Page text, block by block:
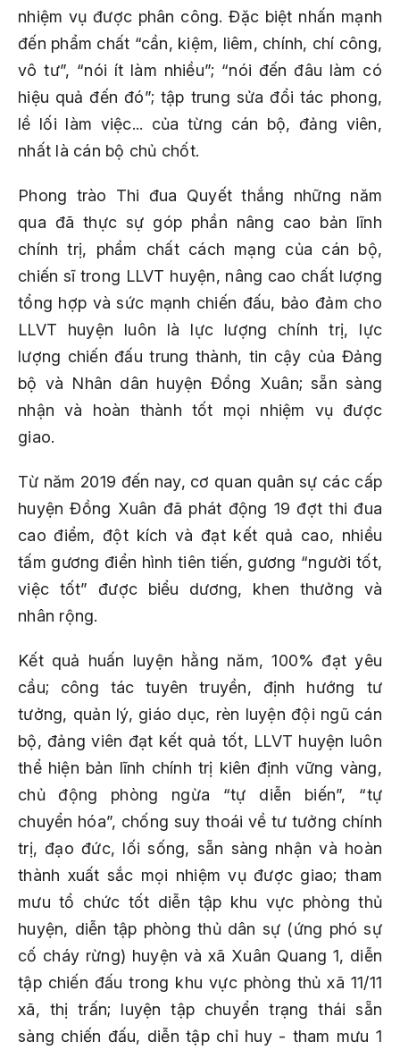
nhiệm vụ được phân công. Đặc biệt nhấn mạnh
đến phẩm chất “cần, kiệm, liêm, chính, chí công,
vô tư”, “nói ít làm nhiều”; “nói đến đâu làm có
hiệu quả đến đó”; tập trung sửa đổi tác phong,
lề lối làm việc... của từng cán bộ, đảng viên,
nhất là cán bộ chủ chốt.
Phong trào Thi đua Quyết thắng những năm
qua đã thực sự góp phần nâng cao bản lĩnh
chính trị, phẩm chất cách mạng của cán bộ,
chiến sĩ trong LLVT huyện, nâng cao chất lượng
tổng hợp và sức mạnh chiến đấu, bảo đảm cho
LLVT huyện luôn là lực lượng chính trị, lực
lượng chiến đấu trung thành, tin cậy của Đảng
bộ và Nhân dân huyện Đồng Xuân; sẵn sàng
nhận và hoàn thành tốt mọi nhiệm vụ được
giao.
Từ năm 2019 đến nay, cơ quan quân sự các cấp
huyện Đồng Xuân đã phát động 19 đợt thi đua
cao điểm, đột kích và đạt kết quả cao, nhiều
tấm gương điển hình tiên tiến, gương “người tốt,
việc tốt” được biểu dương, khen thưởng và
nhân rộng.
Kết quả huấn luyện hằng năm, 100% đạt yêu
cầu; công tác tuyên truyền, định hướng tư
tưởng, quản lý, giáo dục, rèn luyện đội ngũ cán
bộ, đảng viên đạt kết quả tốt, LLVT huyện luôn
thể hiện bản lĩnh chính trị kiên định vững vàng,
chủ động phòng ngừa “tự diễn biến”, “tự
chuyển hóa”, chống suy thoái về tư tưởng chính
trị, đạo đức, lối sống, sẵn sàng nhận và hoàn
thành xuất sắc mọi nhiệm vụ được giao; tham
mưu tổ chức tốt diễn tập khu vực phòng thủ
huyện, diễn tập phòng thủ dân sự (ứng phó sự
cố cháy rừng) huyện và xã Xuân Quang 1, diễn
tập chiến đấu trong khu vực phòng thủ xã 11/11
xã, thị trấn; luyện tập chuyển trạng thái sẵn
sàng chiến đấu, diễn tập chỉ huy - tham mưu 1